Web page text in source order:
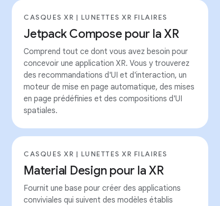
CASQUES XR | LUNETTES XR FILAIRES
Jetpack Compose pour la XR
Comprend tout ce dont vous avez besoin pour
concevoir une application XR. Vous y trouverez
des recommandations d'UI et d'interaction, un
moteur de mise en page automatique, des mises
en page prédéfinies et des compositions d'UI
spatiales.
CASQUES XR | LUNETTES XR FILAIRES
Material Design pour la XR
Fournit une base pour créer des applications
conviviales qui suivent des modèles établis